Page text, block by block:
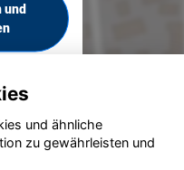
und
2020 - 2026
und ähnliche
zu gewährleisten und